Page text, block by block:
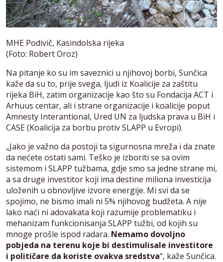
MHE Podivič, Kasindolska rijeka
(Foto: Robert Oroz)
Na pitanje ko su im saveznici u njihovoj borbi, Sunčica
kaže da su to, prije svega, ljudi iz Koalicije za zaštitu
rijeka BiH, zatim organizacije kao što su Fondacija ACT i
Arhuus centar, ali i strane organizacije i koalicije poput
Amnesty Interantional, Ured UN za ljudska prava u BiH i
CASE (Koalicija za borbu protiv SLAPP u Evropi).
„Jako je važno da postoji ta sigurnosna mreža i da znate
da nećete ostati sami. Teško je izboriti se sa ovim
sistemom i SLAPP tužbama, gdje smo sa jedne strane mi,
a sa druge investitor koji ima destine miliona investicija
uloženih u obnovljive izvore energije. Mi svi da se
spojimo, ne bismo imali ni 5% njihovog budžeta. A nije
lako naći ni adovakata koji razumije problematiku i
mehanizam funkcionisanja SLAPP tužbi, od kojih su
mnoge prošle ispod radara. Nemamo dovoljno
pobjeda na terenu koje bi destimulisale investitore
i političare da koriste ovakva sredstva“, kaže Sunčica.